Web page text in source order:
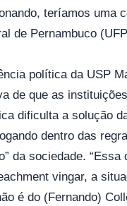
teríamos uma
de Pernambuco
política da USP
de que as
dificulta a solução
dentro das
da sociedade.
vingar, a
é do (Fernando)